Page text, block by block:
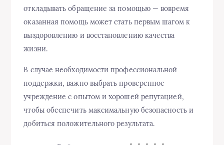
откладывать обращение за помощью — вовремя
оказанная помощь может стать первым шагом к
выздоровлению и восстановлению качества
жизни.
В случае необходимости профессиональной
поддержки, важно выбрать проверенное
учреждение с опытом и хорошей репутацией,
чтобы обеспечить максимальную безопасность и
добиться положительного результата.